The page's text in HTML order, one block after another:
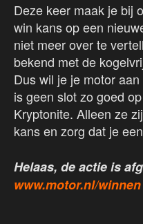
Deze keer maak je bij
win kans op een
niet meer over te
bekend met de
Dus wil je je motor
is geen slot zo goed
Kryptonite. Alleen ze
kans en zorg dat je
Helaas, de actie is
www.motor.nl/winnen